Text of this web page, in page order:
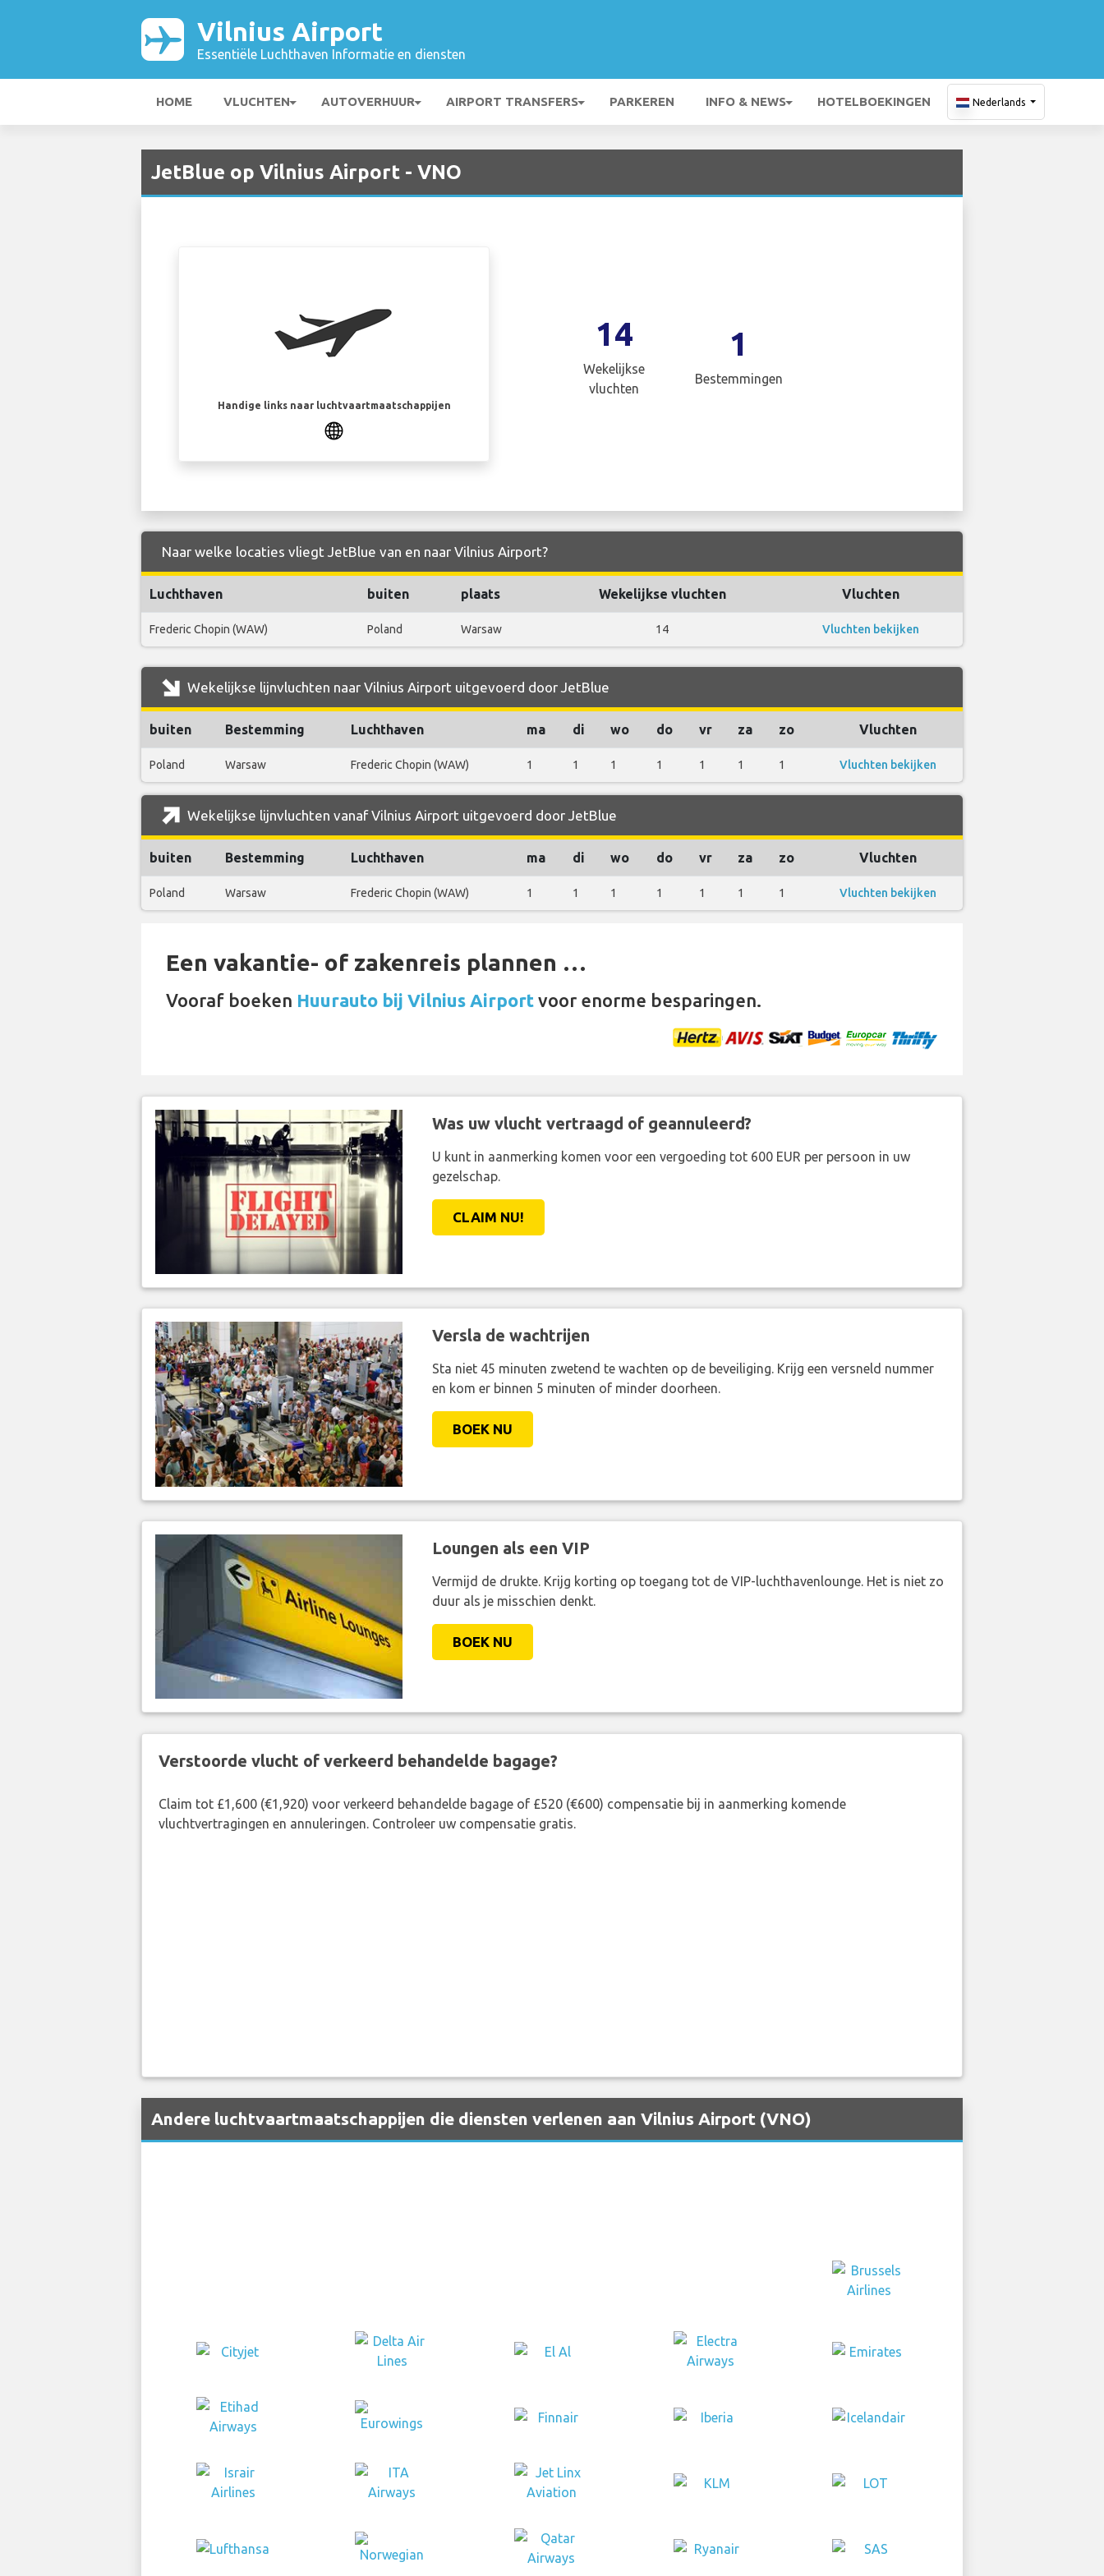
Vilnius Airport
Essentiële Luchthaven Informatie en diensten
HOME VLUCHTEN AUTOVERHUUR AIRPORT TRANSFERS PARKEREN INFO & NEWS HOTELBOEKINGEN Nederlands
JetBlue op Vilnius Airport - VNO
Handige links naar luchtvaartmaatschappijen
14
Wekelijkse
vluchten
1
Bestemmingen
Naar welke locaties vliegt JetBlue van en naar Vilnius Airport?
Luchthaven buiten plaats Wekelijkse vluchten Vluchten
Frederic Chopin (WAW) Poland Warsaw 14 Vluchten bekijken
Wekelijkse lijnvluchten naar Vilnius Airport uitgevoerd door JetBlue
buiten Bestemming Luchthaven ma di wo do vr za zo Vluchten
Poland Warsaw Frederic Chopin (WAW) 1 1 1 1 1 1 1 Vluchten bekijken
Wekelijkse lijnvluchten vanaf Vilnius Airport uitgevoerd door JetBlue
buiten Bestemming Luchthaven ma di wo do vr za zo Vluchten
Poland Warsaw Frederic Chopin (WAW) 1 1 1 1 1 1 1 Vluchten bekijken
Een vakantie- of zakenreis plannen …
Vooraf boeken Huurauto bij Vilnius Airport voor enorme besparingen.
Was uw vlucht vertraagd of geannuleerd?
U kunt in aanmerking komen voor een vergoeding tot 600 EUR per persoon in uw
gezelschap.
CLAIM NU!
Versla de wachtrijen
Sta niet 45 minuten zwetend te wachten op de beveiliging. Krijg een versneld nummer
en kom er binnen 5 minuten of minder doorheen.
BOEK NU
Loungen als een VIP
Vermijd de drukte. Krijg korting op toegang tot de VIP-luchthavenlounge. Het is niet zo
duur als je misschien denkt.
BOEK NU
Verstoorde vlucht of verkeerd behandelde bagage?
Claim tot £1,600 (€1,920) voor verkeerd behandelde bagage of £520 (€600) compensatie bij in aanmerking komende
vluchtvertragingen en annuleringen. Controleer uw compensatie gratis.
Andere luchtvaartmaatschappijen die diensten verlenen aan Vilnius Airport (VNO)